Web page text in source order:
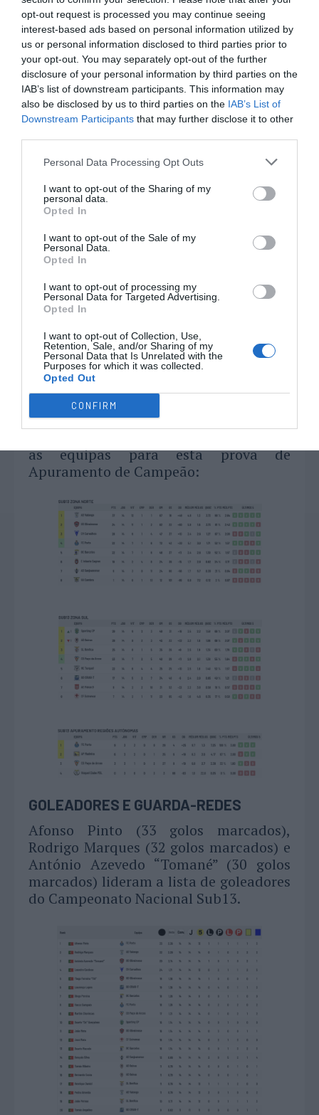
opt-out request is processed you may continue seeing
interest-based ads based on personal information utilized by
us or personal information disclosed to third parties prior to
your opt-out. You may separately opt-out of the further
disclosure of your personal information by third parties on the
IAB’s list of downstream participants. This information may
also be disclosed by us to third parties on the IAB’s List of
Downstream Participants that may further disclose it to other
Personal Data Processing Opt Outs
I want to opt-out of the Sharing of my
personal data.
Opted In
I want to opt-out of the Sale of my
Personal Data.
Opted In
I want to opt-out of processing my
Personal Data for Targeted Advertising.
Opted In
I want to opt-out of Collection, Use,
Retention, Sale, and/or Sharing of my
Personal Data that Is Unrelated with the
Purposes for which it was collected.
Opted Out
CONFIRM
JORNADA FINAL
QUADRO GERAL DO PLAYOFF
Relembro agora as Classificações Finais
das Zonas Norte, Sul e do Apuramento
as equipas para esta prova de
Apuramento de Campeão:
GOLEADORES E GUARDA-REDES
Afonso Pinto (33 golos marcados),
Rodrigo Marques (32 golos marcados) e
António Azevedo “Tomané” (30 golos
marcados) lideram a lista de goleadores
do Campeonato Nacional Sub13.